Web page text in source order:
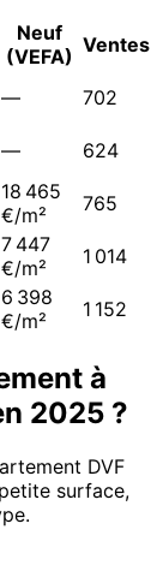
Neuf
(VEFA) Ventes
— 702
— 624
18 465
€/m²
765
7 447
€/m²
1 014
6 398
€/m²
1 152
à
2025 ?
DVF
surface,